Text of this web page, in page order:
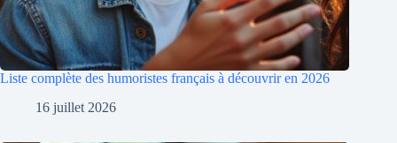
Liste complète des humoristes français à découvrir en 2026
16 juillet 2026